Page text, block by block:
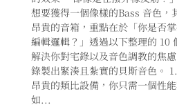
想要獲得一個像樣的Bass 音色，
昂貴的音箱，重點在於「你是否
編輯邏輯？」透過以下整理的 10
解決你對宅錄以及音色調教的焦
錄製出緊湊且紮實的貝斯音色。
昂貴的類比設備，你只需一個性
如...